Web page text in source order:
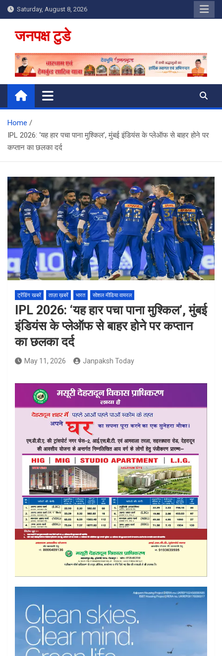
Skip
to
content
Saturday, August 8, 2026
जनपक्ष टुडे
Home
IPL 2026: ‘यह हार पचा पाना मुश्किल’, मुंबई इंडियंस के प्लेऑफ से बाहर होने पर
कप्तान का छलका दर्द
ट्रेंडिंग खबरें ताज़ा ख़बरें भारत सोशल मीडिया वायरल
IPL 2026: ‘यह हार पचा पाना मुश्किल’, मुंबई
इंडियंस के प्लेऑफ से बाहर होने पर कप्तान
का छलका दर्द
May 11, 2026 Janpaksh Today